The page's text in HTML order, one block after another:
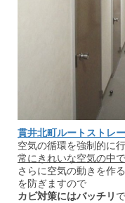
貫井北町ルートストレ
空気の循環を強制的に
常にきれいな空気の中
さらに空気の動きを作
を防ぎますので
カビ対策にはバッチリ